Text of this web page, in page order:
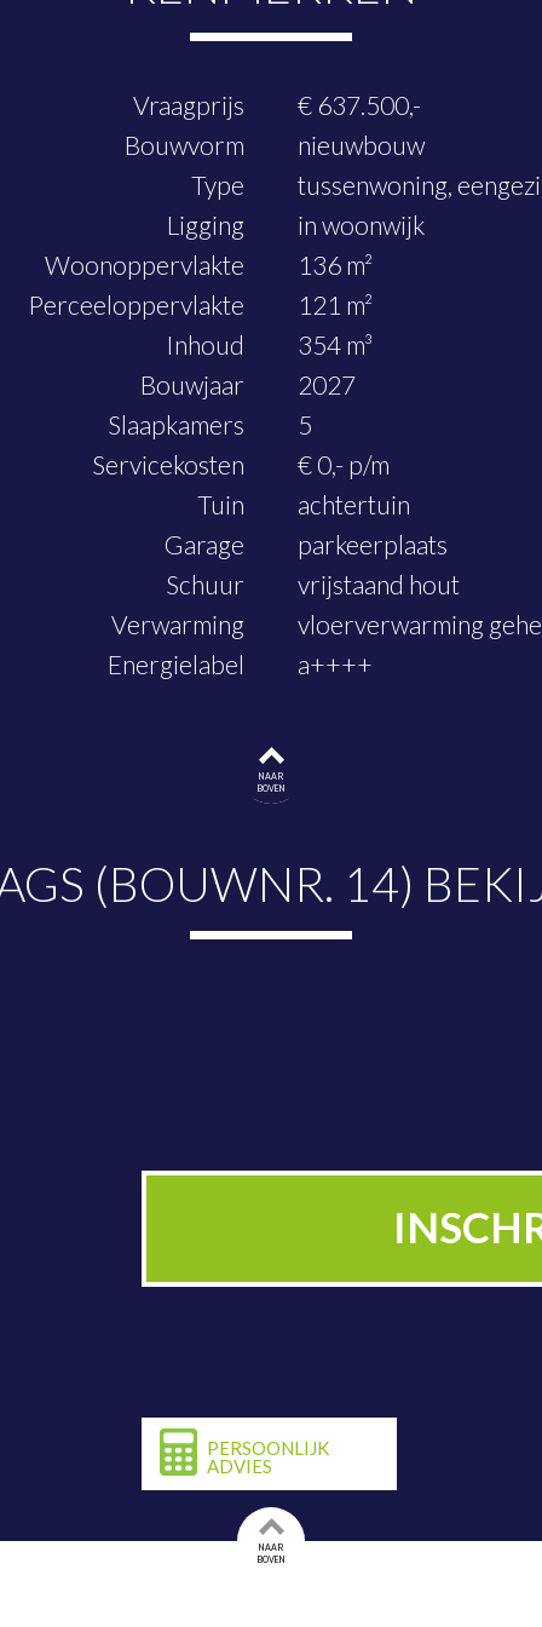
Vraagprijs
€ 637.500,-
Bouwvorm
nieuwbouw
Type
tussenwoning,
Ligging
in woonwijk
Woonoppervlakte
136 m²
Perceeloppervlakte
121 m²
Inhoud
354 m³
Bouwjaar
2027
Slaapkamers
5
Servicekosten
€ 0,- p/m
Tuin
achtertuin
Garage
parkeerplaats
Schuur
vrijstaand hout
Verwarming
vloerverwarming
Energielabel
a++++
NAAR
BOVEN
(BOUWNR. 14)
PLAN NU
PERSOONLIJK
ADVIES
NAAR
BOVEN